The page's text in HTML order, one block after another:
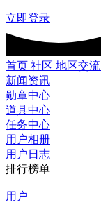
立即登录
首页 社区 地区交流
新闻资讯
勋章中心
道具中心
任务中心
用户相册
用户日志
排行榜单
用户